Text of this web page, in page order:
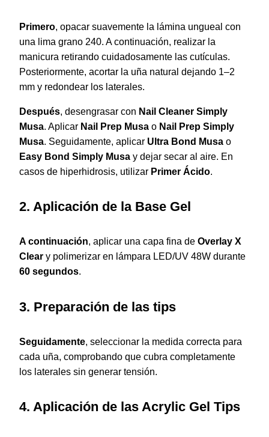
Primero, opacar suavemente la lámina ungueal con
una lima grano 240. A continuación, realizar la
manicura retirando cuidadosamente las cutículas.
Posteriormente, acortar la uña natural dejando 1–2
mm y redondear los laterales.
Después, desengrasar con Nail Cleaner Simply
Musa. Aplicar Nail Prep Musa o Nail Prep Simply
Musa. Seguidamente, aplicar Ultra Bond Musa o
Easy Bond Simply Musa y dejar secar al aire. En
casos de hiperhidrosis, utilizar Primer Ácido.
2. Aplicación de la Base Gel
A continuación, aplicar una capa fina de Overlay X
Clear y polimerizar en lámpara LED/UV 48W durante
60 segundos.
3. Preparación de las tips
Seguidamente, seleccionar la medida correcta para
cada uña, comprobando que cubra completamente
los laterales sin generar tensión.
4. Aplicación de las Acrylic Gel Tips